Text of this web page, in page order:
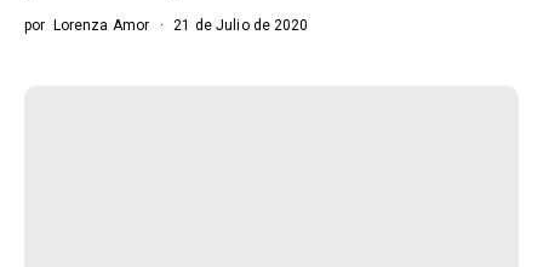
por Lorenza Amor 21 de Julio de 2020